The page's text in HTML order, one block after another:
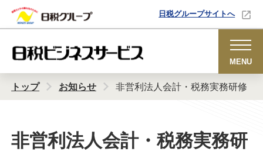
日税グループサイトへ
MENU
トップ お知らせ 非営利法人会計・税務実務研修
非営利法人会計・税務実務研